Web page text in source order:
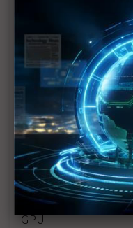
AI EXPO首辦量子
「Q-Day」
擷發AI EXPO首秀
線切入
企業AI與產業AI雙軸
位轉型
台灣成全球AI核心軍
量子技術多線發展
GPU